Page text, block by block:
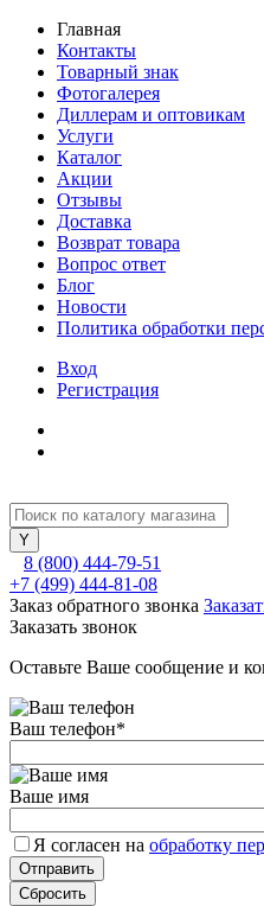
Главная
Контакты
Товарный знак
Фотогалерея
Диллерам и оптовикам
Услуги
Каталог
Акции
Отзывы
Доставка
Возврат товара
Вопрос ответ
Блог
Новости
Политика обработки
Вход
Регистрация
8 (800) 444-79-51
+7 (499) 444-81-08
Заказ обратного звонка
Заказать звонок
Оставьте Ваше сообщение и
Ваш телефон*
Ваше имя
Я согласен на обработку